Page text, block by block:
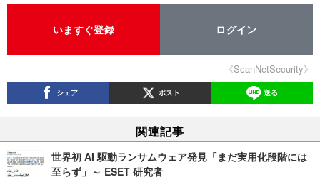
いますぐ登録 ログイン
《ScanNetSecurity》
シェア ポスト 送る
関連記事
世界初 AI 駆動ランサムウェア発見「まだ実用化段階には
至らず」～ ESET 研究者